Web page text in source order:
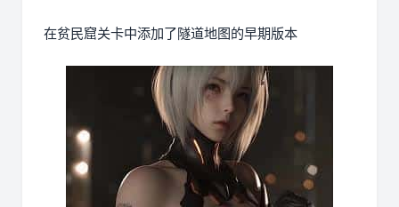
在贫民窟关卡中添加了隧道地图的早期版本